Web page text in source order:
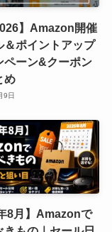
】Amazon開催
＆ポイントアップ
ペーン&クーポン
め
9日
8月】Amazonで